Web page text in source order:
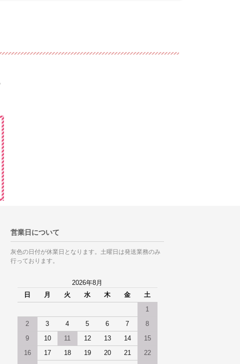
営業日について
灰色の日付が休業日となります。土曜日は発送業務のみ
行っております。
2026年8月
日
月 火 水 木 金 土
1
2 3 4 5 6 7 8
9 10 11 12 13 14 15
16 17 18 19 20 21 22